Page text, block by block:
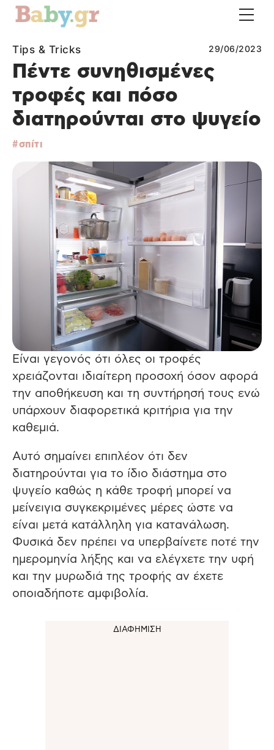
Tips & Tricks 29/06/2023
Πέντε συνηθισμένες
τροφές και πόσο
διατηρούνται στο ψυγείο
σπίτι
Είναι γεγονός ότι όλες οι τροφές
χρειάζονται ιδιαίτερη προσοχή όσον αφορά
την αποθήκευση και τη συντήρησή τους ενώ
υπάρχουν διαφορετικά κριτήρια για την
καθεμιά.
Αυτό σημαίνει επιπλέον ότι δεν
διατηρούνται για το ίδιο διάστημα στο
ψυγείο καθώς η κάθε τροφή μπορεί να
μείνειγια συγκεκριμένες μέρες ώστε να
είναι μετά κατάλληλη για κατανάλωση.
Φυσικά δεν πρέπει να υπερβαίνετε ποτέ την
ημερομηνία λήξης και να ελέγχετε την υφή
και την μυρωδιά της τροφής αν έχετε
οποιαδήποτε αμφιβολία.